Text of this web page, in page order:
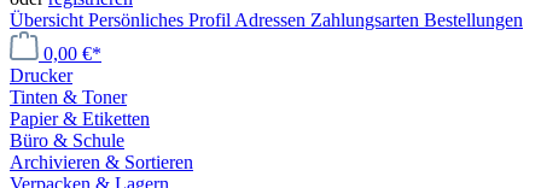
Übersicht Persönliches Profil Adressen Zahlungsarten Bestellungen
0,00 €*
Drucker
Tinten & Toner
Papier & Etiketten
Büro & Schule
Archivieren & Sortieren
Verpacken & Lagern